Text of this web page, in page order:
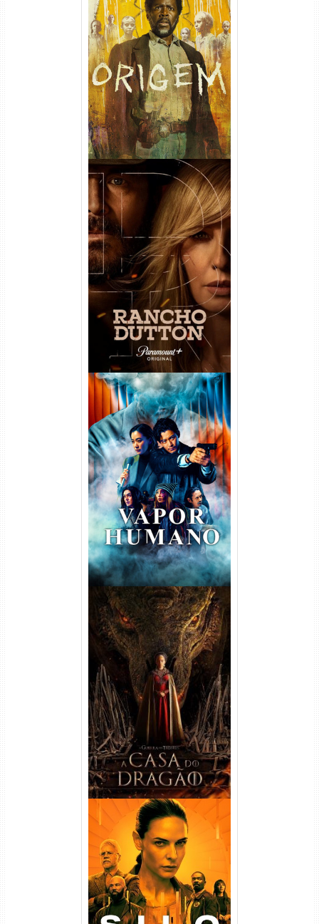
Origem 4ª Temporada Torrent
(2026) WEB-DL 1080p/4K
Dual Áudio
Rancho Dutton 1ª
Temporada Torrent (2026)
WEB-DL 1080p Dual Áudio
Vapor Humano 1ª Temporada
Torrent (2026) WEB-DL 1080p
Dual Áudio
A Casa do Dragão 1ª
Temporada Torrent (2022)
WEB-DL 720p/1080p Dual
Áudio
Silo 1ª Temporada Torrent
(2023) WEB-DL
720p/1080p/4K Dual Áudio